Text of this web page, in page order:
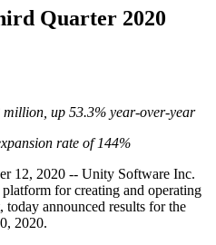
テレーション
プラットフォームを見る
ブゲームオペレーション
変換する
跡
ベント
祝う
めましょう
クティス
Quarter 2020
up 53.3% year-over-year
rate of 144%
12, 2020 -- Unity Software Inc.
for creating and operating
announced results for the
2020.